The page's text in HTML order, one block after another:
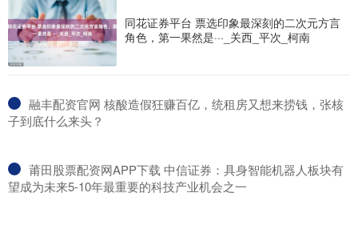
同花证券平台 票选印象最深刻的二次元方言
角色，第一果然是···_关西_平次_柯南
​融丰配资官网 核酸造假狂赚百亿，统租房又想来捞钱，张核
子到底什么来头？
​莆田股票配资网APP下载 中信证券：具身智能机器人板块有
望成为未来5-10年最重要的科技产业机会之一